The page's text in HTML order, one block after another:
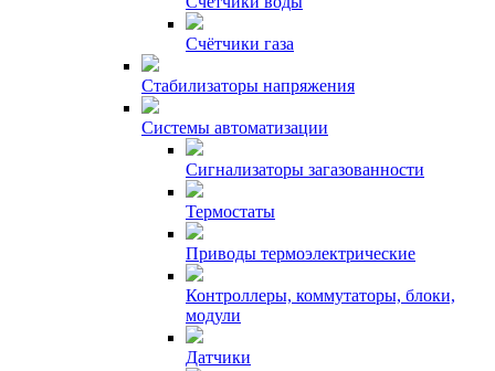
Счётчики газа
Стабилизаторы напряжения
Системы автоматизации
Сигнализаторы загазованности
Термостаты
Приводы термоэлектрические
Контроллеры, коммутаторы, блоки,
модули
Датчики